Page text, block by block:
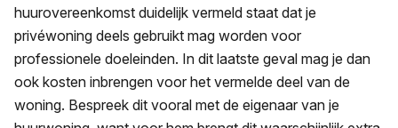
huurovereenkomst duidelijk vermeld staat dat je
privéwoning deels gebruikt mag worden voor
professionele doeleinden. In dit laatste geval mag je dan
ook kosten inbrengen voor het vermelde deel van de
woning. Bespreek dit vooral met de eigenaar van je